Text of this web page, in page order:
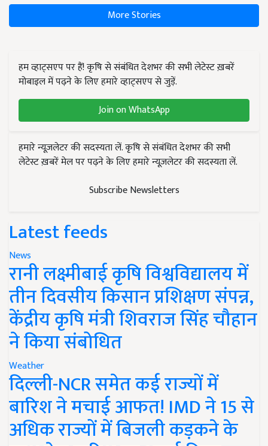
More Stories
हम व्हाट्सएप पर हैं! कृषि से संबंधित देशभर की सभी लेटेस्ट ख़बरें
मोबाइल में पढ़ने के लिए हमारे व्हाट्सएप से जुड़ें.
Join on WhatsApp
हमारे न्यूज़लेटर की सदस्यता लें. कृषि से संबंधित देशभर की सभी
लेटेस्ट ख़बरें मेल पर पढ़ने के लिए हमारे न्यूज़लेटर की सदस्यता लें.
Subscribe Newsletters
Latest feeds
News
रानी लक्ष्मीबाई कृषि विश्वविद्यालय में
तीन दिवसीय किसान प्रशिक्षण संपन्न,
केंद्रीय कृषि मंत्री शिवराज सिंह चौहान
ने किया संबोधित
Weather
दिल्ली-NCR समेत कई राज्यों में
बारिश ने मचाई आफत! IMD ने 15 से
अधिक राज्यों में बिजली कड़कने के